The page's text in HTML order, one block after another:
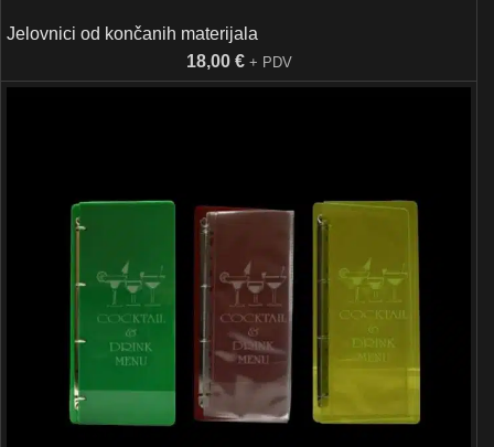
Jelovnici od končanih materijala
18,00 € + PDV